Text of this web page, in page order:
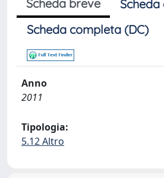
Scheda breve
Scheda completa (DC)
Anno
2011
Tipologia:
5.12 Altro